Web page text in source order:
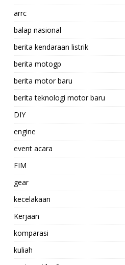
arrc
balap nasional
berita kendaraan listrik
berita motogp
berita motor baru
berita teknologi motor baru
DIY
engine
event acara
FIM
gear
kecelakaan
Kerjaan
komparasi
kuliah